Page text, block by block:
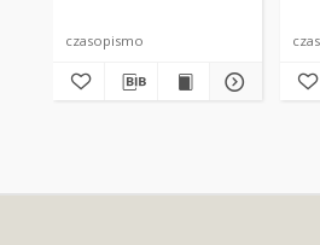
czasopismo